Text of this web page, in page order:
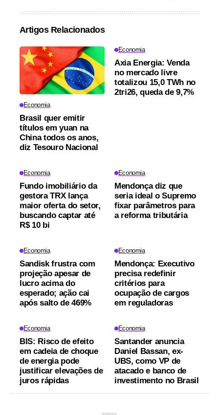
Artigos Relacionados
Economia
Brasil quer emitir
títulos em yuan na
China todos os anos,
diz Tesouro Nacional
Economia
Axia Energia: Venda
no mercado livre
totalizou 15,0 TWh no
2tri26, queda de 9,7%
Economia
Fundo imobiliário da
gestora TRX lança
maior oferta do setor,
buscando captar até
R$ 10 bi
Economia
Mendonça diz que
seria ideal o Supremo
fixar parâmetros para
a reforma tributária
Economia
Sandisk frustra com
projeção apesar de
lucro acima do
esperado; ação cai
após salto de 469%
Economia
Mendonça: Executivo
precisa redefinir
critérios para
ocupação de cargos
em reguladoras
Economia
BIS: Risco de efeito
em cadeia de choque
de energia pode
justificar elevações de
juros rápidas
Economia
Santander anuncia
Daniel Bassan, ex-
UBS, como VP de
atacado e banco de
investimento no Brasil